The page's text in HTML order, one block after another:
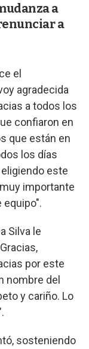
a
a
el
agradecida
a todos los
confiaron en
que están en
los días
este
importante
Silva le
por este
nombre del
y cariño. Lo
sosteniendo